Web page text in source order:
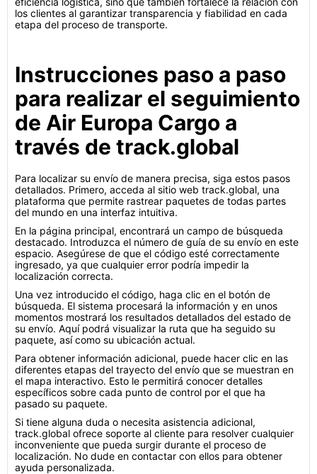
los clientes al garantizar transparencia y fiabilidad en cada
etapa del proceso de transporte.
Instrucciones paso a paso
para realizar el seguimiento
de Air Europa Cargo a
través de track.global
Para localizar su envío de manera precisa, siga estos pasos
detallados. Primero, acceda al sitio web track.global, una
plataforma que permite rastrear paquetes de todas partes
del mundo en una interfaz intuitiva.
En la página principal, encontrará un campo de búsqueda
destacado. Introduzca el número de guía de su envío en este
espacio. Asegúrese de que el código esté correctamente
ingresado, ya que cualquier error podría impedir la
localización correcta.
Una vez introducido el código, haga clic en el botón de
búsqueda. El sistema procesará la información y en unos
momentos mostrará los resultados detallados del estado de
su envío. Aquí podrá visualizar la ruta que ha seguido su
paquete, así como su ubicación actual.
Para obtener información adicional, puede hacer clic en las
diferentes etapas del trayecto del envío que se muestran en
el mapa interactivo. Esto le permitirá conocer detalles
específicos sobre cada punto de control por el que ha
pasado su paquete.
Si tiene alguna duda o necesita asistencia adicional,
track.global ofrece soporte al cliente para resolver cualquier
inconveniente que pueda surgir durante el proceso de
localización. No dude en contactar con ellos para obtener
ayuda personalizada.